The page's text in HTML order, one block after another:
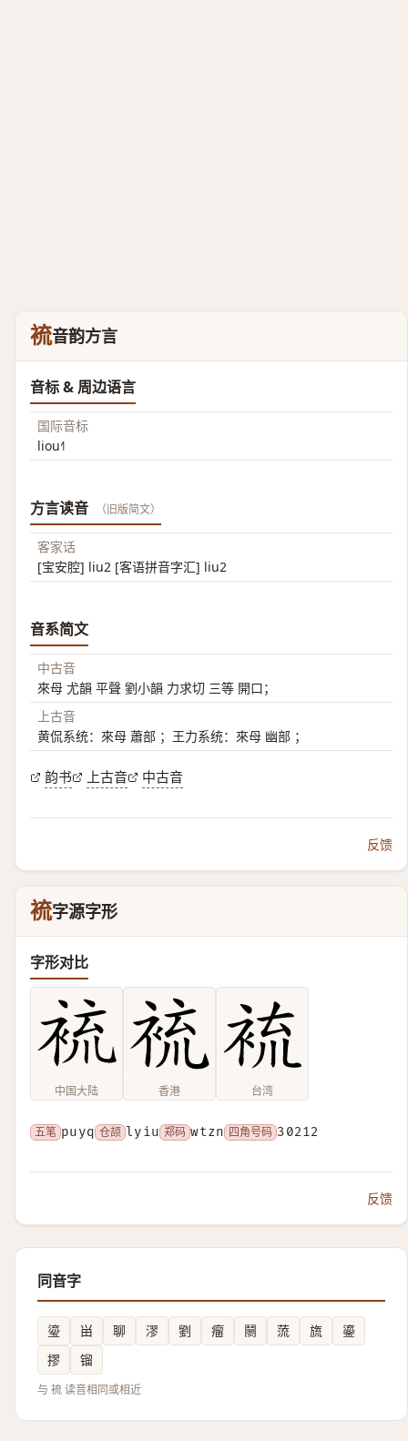
裗音韵方言
音标 & 周边语言
国际音标
liou˧˥
方言读音 （旧版简文）
客家话
[宝安腔] liu2 [客语拼音字汇] liu2
音系简文
中古音
來母 尤韻 平聲 劉小韻 力求切 三等 開口；
上古音
黄侃系统：來母 蕭部 ；王力系统：來母 幽部 ；
韵书 上古音 中古音
反馈
裗字源字形
字形对比
中国大陆 香港 台湾
五笔 puyq 仓颉 lyiu 郑码 wtzn 四角号码 30212
反馈
同音字
瑬 畄 聊 漻 劉 瘤 䰘 蓅 旒
鎏
摎
镏
与 裗 读音相同或相近